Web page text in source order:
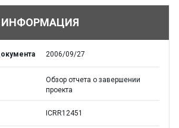
ИНФОРМАЦИЯ
2006/09/27
Обзор отчета о завершении
проекта
ICRR12451